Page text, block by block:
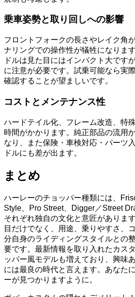
乗車姿勢と取り回しへの影響
フロントフォークの長さやレイク角
ナリングでの操作性が犠牲になりま
ドルは見た目にはインパクト大です
に注意が必要です。試乗可能なら実
確認することが望ましいです。
コストとメンテナンス性
ハードテイル化、フレーム改造、特
時間がかかります。純正部品の流用
なり、また保険・車検対応・パーツ
ドルにも差が出ます。
まとめ
ハーレーのチョッパー種類には、
Style、Pro Street、Digger／Street
それぞれ独自の文化と意匠がありま
目だけでなく、用途、乗りやすさ、
分自身のライディングスタイルとの
要です。最新情報を取り入れたカス
ッパー風モデルも増えており、興味
には最良の時代と言えます。あなた
ーが見つかりますように。